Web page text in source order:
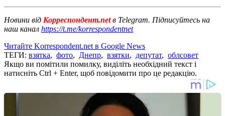
Новини від Корреспондент.netв Telegram. Підписуйтесь на
наш канал https://t.me/korrespondentnet
Читайте Korrespondent.net в Google News
ТЕГИ: взятка, фото, Днепр, взятки, депутат, облсовет
Якщо ви помітили помилку, виділіть необхідний текст і
натисніть Ctrl + Enter, щоб повідомити про це редакцію.